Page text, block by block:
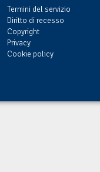
Termini del servizio
Diritto di recesso
Copyright
Privacy
Cookie policy